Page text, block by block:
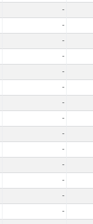
-
-
-
-
-
-
-
-
-
-
-
-
-
-